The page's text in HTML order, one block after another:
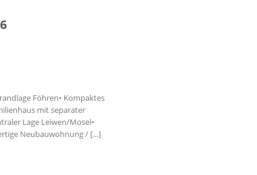
Föhren• Kompaktes
mit separater
Lage Leiwen/Mosel•
Neubauwohnung / […]